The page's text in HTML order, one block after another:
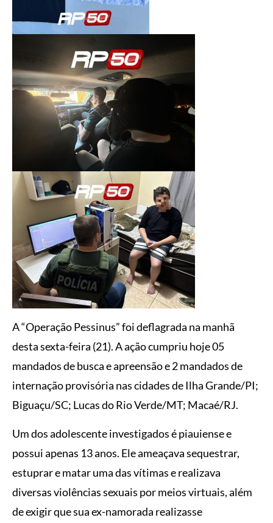
A “Operação Pessinus” foi deflagrada na manhã
desta sexta-feira (21). A ação cumpriu hoje 05
mandados de busca e apreensão e 2 mandados de
internação provisória nas cidades de Ilha Grande/PI;
Biguaçu/SC; Lucas do Rio Verde/MT; Macaé/RJ.
Um dos adolescente investigados é piauiense e
possui apenas 13 anos. Ele ameaçava sequestrar,
estuprar e matar uma das vítimas e realizava
diversas violências sexuais por meios virtuais, além
de exigir que sua ex-namorada realizasse